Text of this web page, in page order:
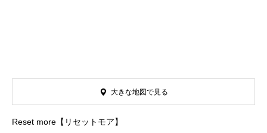
Reset more【リセットモア】
大きな地図で見る